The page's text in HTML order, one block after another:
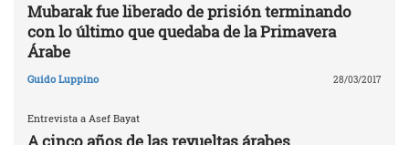
Mubarak fue liberado de prisión terminando
con lo último que quedaba de la Primavera
Árabe
Guido Luppino 28/03/2017
Entrevista a Asef Bayat